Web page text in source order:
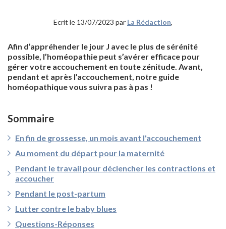
Ecrit le 13/07/2023 par La Rédaction,
Afin d’appréhender le jour J avec le plus de sérénité
possible, l’homéopathie peut s’avérer efficace pour
gérer votre accouchement en toute zénitude. Avant,
pendant et après l’accouchement, notre guide
homéopathique vous suivra pas à pas !
Sommaire
En fin de grossesse, un mois avant l'accouchement
Au moment du départ pour la maternité
Pendant le travail pour déclencher les contractions et
accoucher
Pendant le post-partum
Lutter contre le baby blues
Questions-Réponses